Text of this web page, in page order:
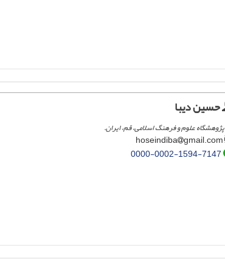
حسین دیبا
پژوهشگاه علوم و فرهنگ اسلامی، قم، ایران.
gmail.com
0000-0002-1594-7147